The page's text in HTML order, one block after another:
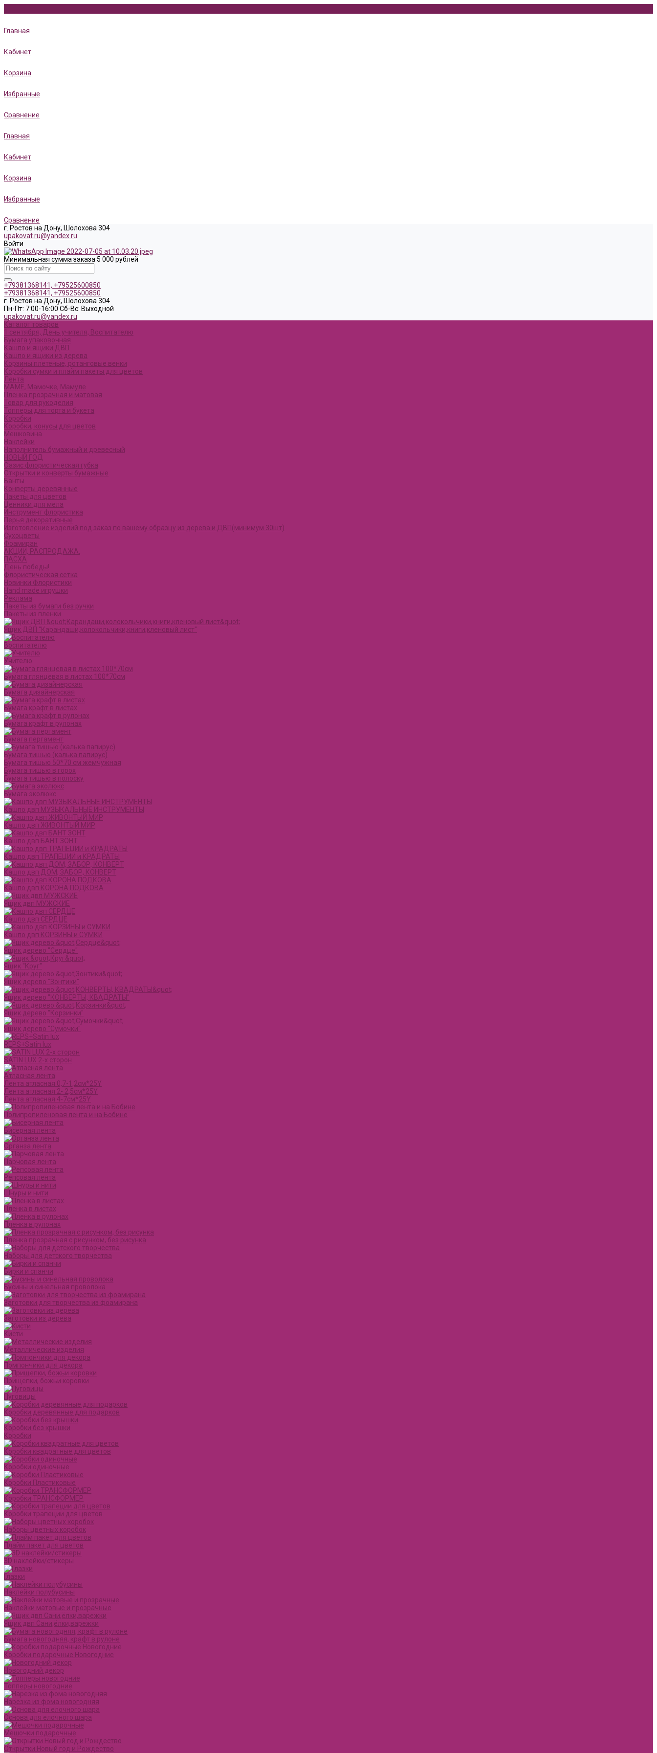
Главная
Кабинет
Корзина
Избранные
Сравнение
Главная
Кабинет
Корзина
Избранные
Сравнение
г. Ростов на Дону, Шолохова 304
upakovat.ru@yandex.ru
Войти
Минимальная сумма заказа 5 000 рублей
+79381368141, +79525600850
+79381368141, +79525600850
г. Ростов на Дону, Шолохова 304
Пн-Пт: 7:00-16:00 Cб-Вс: Выходной
upakovat.ru@yandex.ru
Каталог товаров
1 сентября, День учителя, Воспитателю
Бумага упаковочная
Кашпо и ящики ДВП
Кашпо и ящики из дерева
Корзины плетеные, ротанговые венки
Коробки сумки и плайм пакеты для цветов
Лента
МАМЕ, Мамочке, Мамуле
Пленка прозрачная и матовая
Товар для рукоделия
Топперы для торта и букета
Коробки
Коробки, конусы для цветов
Мешковина
Наклейки
Наполнитель бумажный и древесный
НОВЫЙ ГОД
Оазис флористическая губка
Открытки и конверты бумажные
Банты
Конверты деревянные
Пакеты для цветов
Ценники для мела
Инструмент флористика
Перья декоративные
Изготовление изделий под заказ по вашему образцу из дерева и ДВП(минимум 30шт)
Сухоцветы
Фоамиран
АКЦИИ, РАСПРОДАЖА.
ПАСХА
День победы!
Флористическая сетка
Новинки Флористики
Hand made игрушки
Реклама
Пакеты из бумаги без ручки
Пакеты из пленки
Ящик ДВП "Карандаши,колокольчики,книги,кленовый лист"
Воспитателю
Учителю
Бумага глянцевая в листах 100*70см
Бумага дизайнерская
Бумага крафт в листах
Бумага крафт в рулонах
Бумага пергамент
Бумага тишью (калька папирус)
Бумага тишью 50*70 см жемчужная
Бумага тишью в горох
Бумага тишью в полоску
Бумага эколюкс
Кашпо двп МУЗЫКАЛЬНЫЕ ИНСТРУМЕНТЫ
Кашпо двп ЖИВОНТЫЙ МИР
Кашпо двп БАНТ ЗОНТ
Кашпо двп ТРАПЕЦИИ и КРАДРАТЫ
Кашпо двп ДОМ, ЗАБОР, КОНВЕРТ
Кашпо двп КОРОНА ПОДКОВА
Ящик двп МУЖСКИЕ
Кашпо двп СЕРДЦЕ
Кашпо двп КОРЗИНЫ и СУМКИ
Ящик дерево "Сердце"
Ящик "Круг"
Ящик дерево "Зонтики"
Ящик дерево "КОНВЕРТЫ, КВАДРАТЫ"
Ящик дерево "Корзинки"
Ящик дерево "Сумочки"
REPS+Satin lux
SATIN LUX 2-х сторон
Атласная лента
Лента атласная 0,7-1,2см*25Y
Лента атласная 2- 2,5см*25Y
Лента атласная 4-7см*25Y
Полипропиленовая лента и на Бобине
Бисерная лента
Органза лента
Парчовая лента
Репсовая лента
Шнуры и нити
Пленка в листах
Пленка в рулонах
Пленка прозрачная с рисунком, без рисунка
Наборы для детского творчества
Бирки и спанчи
Бусины и синельная проволока
Заготовки для творчества из фоамирана
Заготовки из дерева
Кисти
Металлические изделия
Помпончики для декора
Прищепки, божьи коровки
Пуговицы
Коробки деревянные для подарков
Коробки без крышки
Коробки
Коробки квадратные для цветов
Коробки одиночные
Коробки Пластиковые
Коробки ТРАНСФОРМЕР
Коробки трапеции для цветов
Наборы цветных коробок
Плайм пакет для цветов
3D наклейки/стикеры
Глазки
Наклейки полубусины
Наклейки матовые и прозрачные
Ящик двп Сани,ёлки,варежки
Бумага новогодняя, крафт в рулоне
Коробки подарочные Новогодние
Новогодний декор
Топперы новогодние
Нарезка из фома новогодняя
Основа для елочного шара
Мешочки подарочные
Открытки Новый год и Рождество